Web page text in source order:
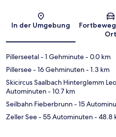
In der Umgebung
Ort
Pillerseetal- 1 Gehminute- 0.0 km
Pillersee- 16 Gehminuten- 1.3 km
Skicircus Saalbach Hinterglemm
Autominuten- 10.7 km
Seilbahn Fieberbrunn- 15
Zeller See- 55 Autominuten- 48.8